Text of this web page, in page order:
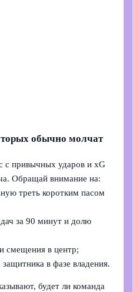
обычно молчат
с привычных ударов и xG
Обращай внимание на:
треть коротким пасом
за 90 минут и долю
смещения в центр;
в фазе владения.
будет ли команда